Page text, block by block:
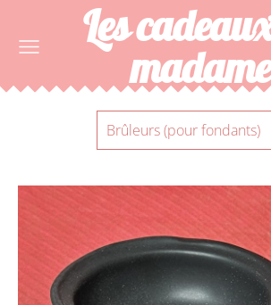
Les
madame
Brûleurs (pour fondants)